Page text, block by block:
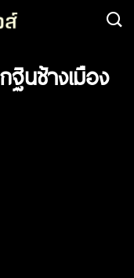
นช้างเมือง